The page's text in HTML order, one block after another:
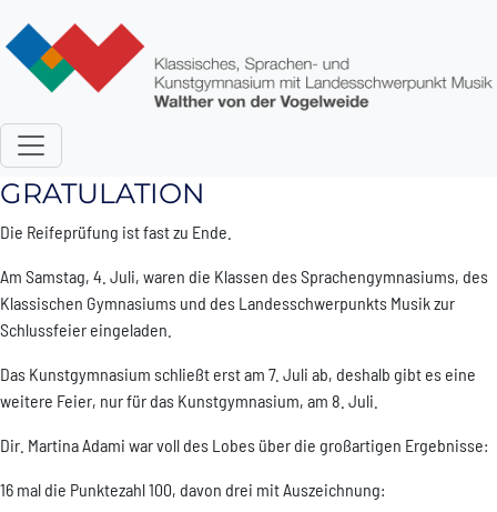
GRATULATION
Die Reifeprüfung ist fast zu Ende.
Am Samstag, 4. Juli, waren die Klassen des Sprachengymnasiums, des
Klassischen Gymnasiums und des Landesschwerpunkts Musik zur
Schlussfeier eingeladen.
Das Kunstgymnasium schließt erst am 7. Juli ab, deshalb gibt es eine
weitere Feier, nur für das Kunstgymnasium, am 8. Juli.
Dir. Martina Adami war voll des Lobes über die großartigen Ergebnisse:
16 mal die Punktezahl 100, davon drei mit Auszeichnung: